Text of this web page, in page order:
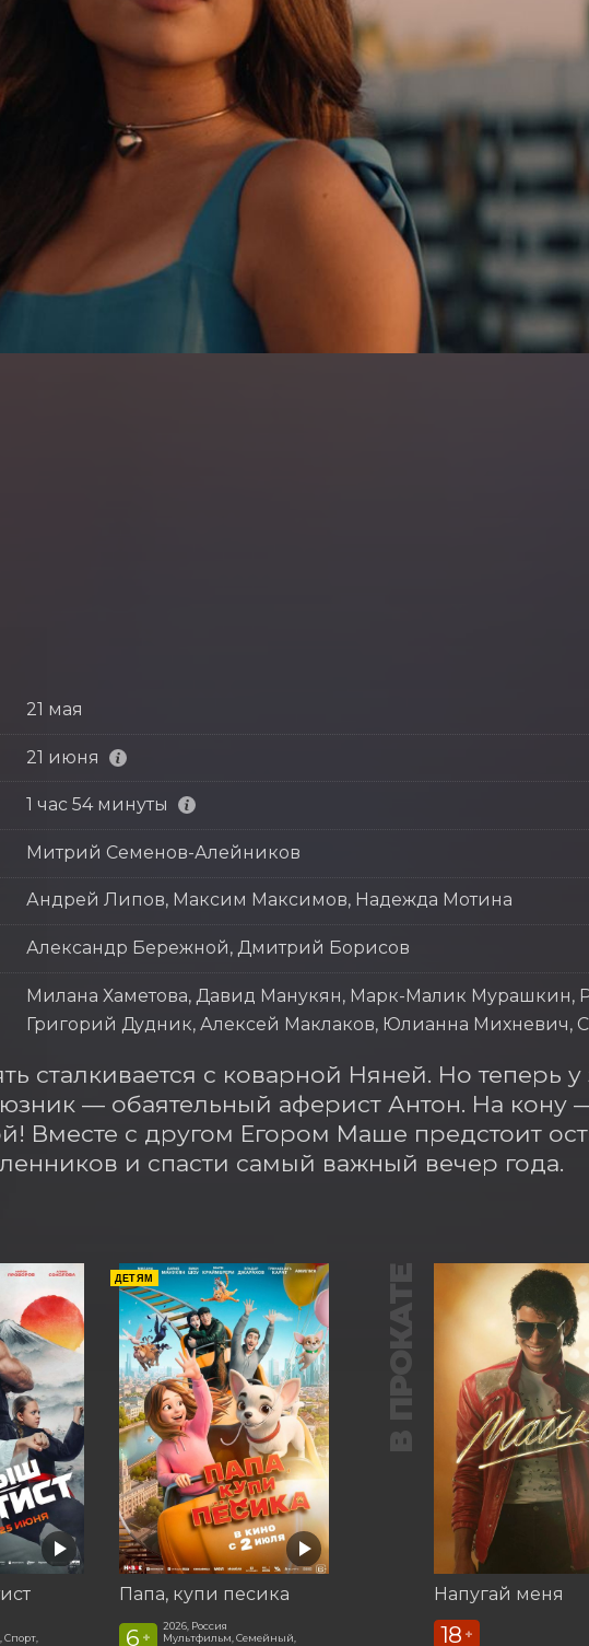
21 мая
21 июня
1 час 54 минуты
Митрий Семенов-Алейников
Андрей Липов, Максим Максимов, Надежда Мотина
Александр Бережной, Дмитрий Борисов
Милана Хаметова, Давид Манукян, Марк-Малик Мурашкин,
Григорий Дудник, Алексей Маклаков, Юлианна Михневич,
сталкивается с коварной Няней. Но теперь
— обаятельный аферист Антон. На кону
Вместе с другом Егором Маше предстоит
и спасти самый важный вечер года.
Спорт,
ДЕТЯМ
Папа, купи песика
6 +
2026, Россия
Мультфильм, Семейный,
В ПРОКАТЕ
Напугай меня
18 +